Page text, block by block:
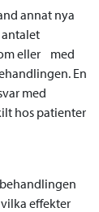
annat nya
eller med
En
med
hos patienter
effekter